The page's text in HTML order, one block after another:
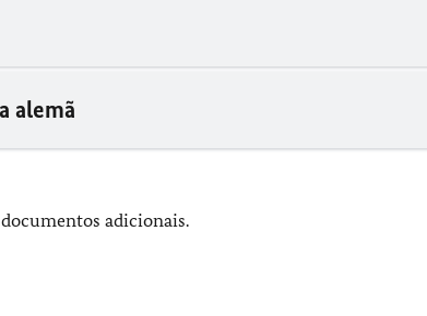
alemã
adicionais.